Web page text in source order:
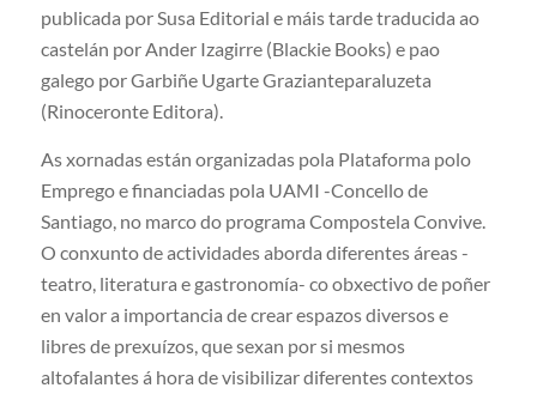
publicada por Susa Editorial e máis tarde traducida ao
castelán por Ander Izagirre (Blackie Books) e pao
galego por Garbiñe Ugarte Grazianteparaluzeta
(Rinoceronte Editora).
As xornadas están organizadas pola Plataforma polo
Emprego e financiadas pola UAMI -Concello de
Santiago, no marco do programa Compostela Convive.
O conxunto de actividades aborda diferentes áreas -
teatro, literatura e gastronomía- co obxectivo de poñer
en valor a importancia de crear espazos diversos e
libres de prexuízos, que sexan por si mesmos
altofalantes á hora de visibilizar diferentes contextos